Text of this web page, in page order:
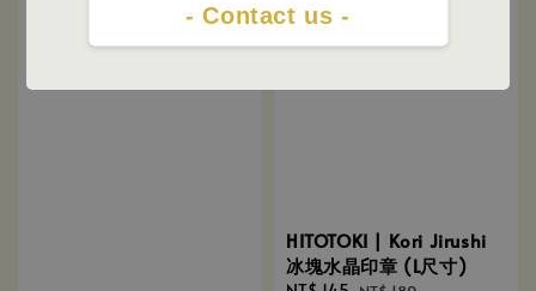
- Contact us -
HITOTOKI | Kori Jirushi
冰塊水晶印章 (L尺寸)